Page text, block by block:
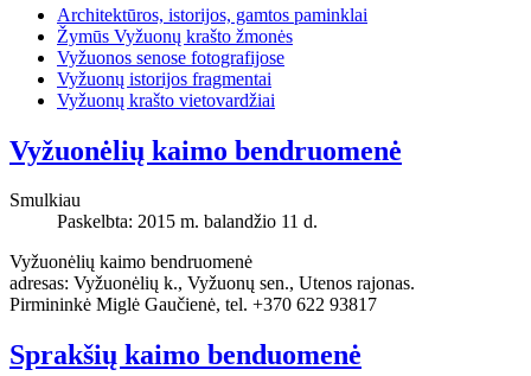
Architektūros, istorijos, gamtos paminklai
Žymūs Vyžuonų krašto žmonės
Vyžuonos senose fotografijose
Vyžuonų istorijos fragmentai
Vyžuonų krašto vietovardžiai
Vyžuonėlių kaimo bendruomenė
Smulkiau
Paskelbta: 2015 m. balandžio 11 d.
Vyžuonėlių kaimo bendruomenė
adresas: Vyžuonėlių k., Vyžuonų sen., Utenos rajonas.
Pirmininkė Miglė Gaučienė, tel. +370 622 93817
Sprakšių kaimo benduomenė